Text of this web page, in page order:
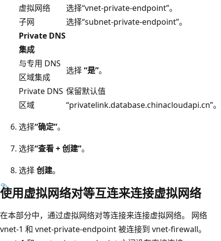
虚拟网络
选择“vnet-private-endpoint”。
子网
选择“subnet-private-endpoint”。
Private DNS
集成
与专用 DNS
区域集成
选择“是”。
Private DNS
区域
保留默认值
“privatelink.database.chinacloudapi.cn”。
选择“确定”。
选择“查看 + 创建”。
选择创建。
使用虚拟网络对等互连来连接虚拟网络
在本部分中，通过虚拟网络对等连接来连接虚拟网络。 网络
vnet-1 和 vnet-private-endpoint 被连接到 vnet-firewall。